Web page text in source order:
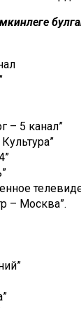
– 5 канал”
– Москва”.